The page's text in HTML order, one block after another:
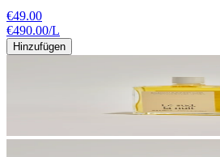
€49.00
€490.00/L
Hinzufügen